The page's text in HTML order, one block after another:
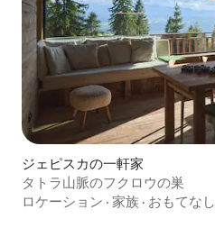
ジェピスカの一軒家
タトラ山脈のフクロウの巣
ロケーション · 家族 · おもてなし